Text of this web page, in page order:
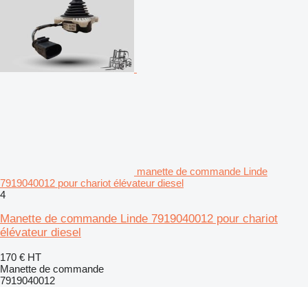
manette de commande Linde
7919040012 pour chariot élévateur diesel
4
Manette de commande Linde 7919040012 pour chariot
élévateur diesel
170 € HT
Manette de commande
7919040012